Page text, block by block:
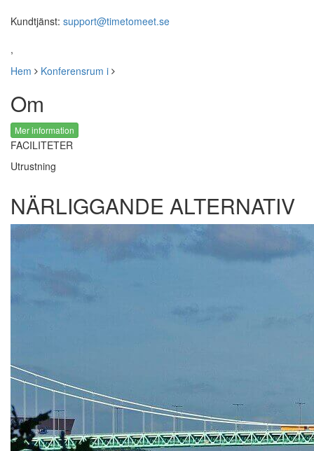
Kundtjänst: support@timetomeet.se
,
Hem
Konferensrum i
Om
Mer information
FACILITETER
Utrustning
NÄRLIGGANDE ALTERNATIV